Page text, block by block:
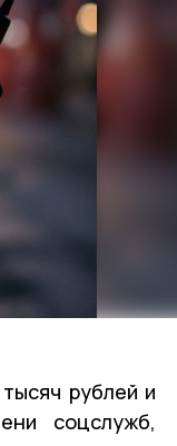
рублей и
соцслужб,